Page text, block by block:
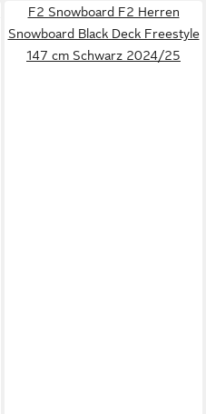
F2 Snowboard F2 Herren
Snowboard Black Deck Freestyle
147 cm Schwarz 2024/25